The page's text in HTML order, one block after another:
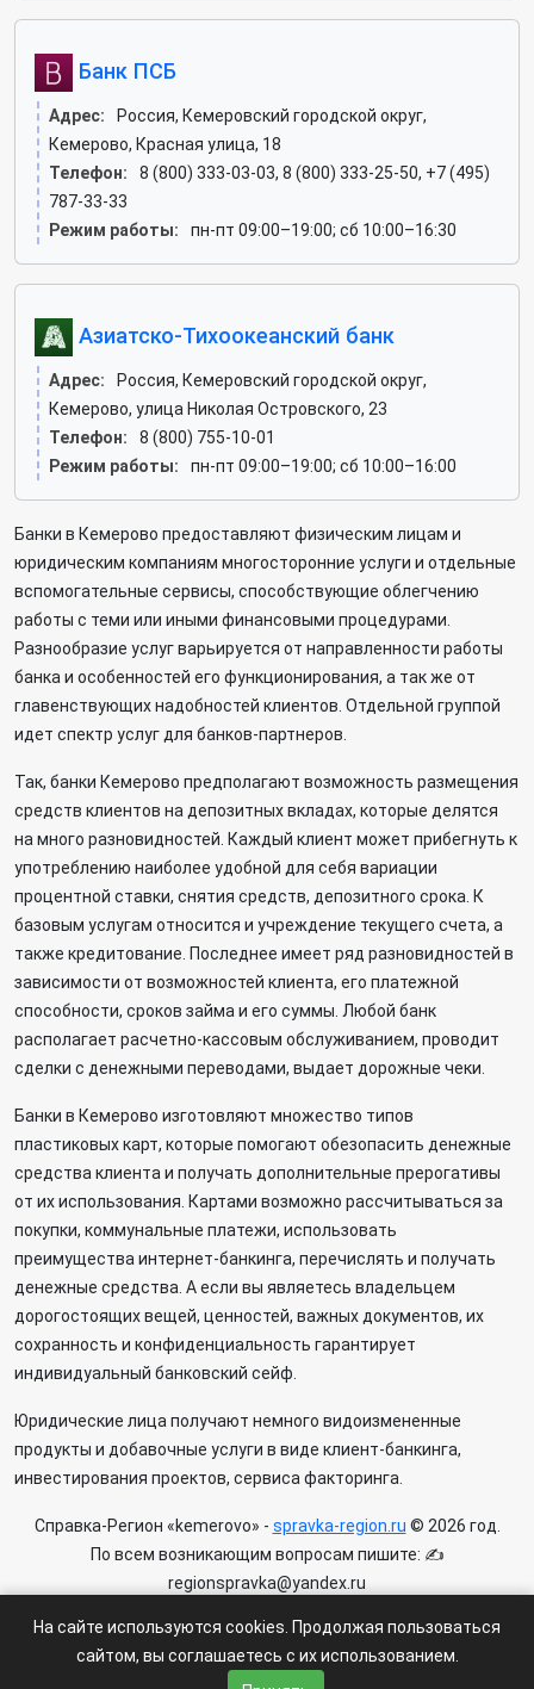
Банк ПСБ
Адрес:
Россия, Кемеровский городской округ,
Кемерово, Красная улица, 18
Телефон:
8 (800) 333-03-03, 8 (800) 333-25-50, +7 (495)
787-33-33
Режим работы:
пн-пт 09:00–19:00; сб 10:00–16:30
Азиатско-Тихоокеанский банк
Адрес:
Россия, Кемеровский городской округ,
Кемерово, улица Николая Островского, 23
Телефон:
8 (800) 755-10-01
Режим работы:
пн-пт 09:00–19:00; сб 10:00–16:00
Банки в Кемерово предоставляют физическим лицам и
юридическим компаниям многосторонние услуги и отдельные
вспомогательные сервисы, способствующие облегчению
работы с теми или иными финансовыми процедурами.
Разнообразие услуг варьируется от направленности работы
банка и особенностей его функционирования, а так же от
главенствующих надобностей клиентов. Отдельной группой
идет спектр услуг для банков-партнеров.
Так, банки Кемерово предполагают возможность размещения
средств клиентов на депозитных вкладах, которые делятся
на много разновидностей. Каждый клиент может прибегнуть к
употреблению наиболее удобной для себя вариации
процентной ставки, снятия средств, депозитного срока. К
базовым услугам относится и учреждение текущего счета, а
также кредитование. Последнее имеет ряд разновидностей в
зависимости от возможностей клиента, его платежной
способности, сроков займа и его суммы. Любой банк
располагает расчетно-кассовым обслуживанием, проводит
сделки с денежными переводами, выдает дорожные чеки.
Банки в Кемерово изготовляют множество типов
пластиковых карт, которые помогают обезопасить денежные
средства клиента и получать дополнительные прерогативы
от их использования. Картами возможно рассчитываться за
покупки, коммунальные платежи, использовать
преимущества интернет-банкинга, перечислять и получать
денежные средства. А если вы являетесь владельцем
дорогостоящих вещей, ценностей, важных документов, их
сохранность и конфиденциальность гарантирует
индивидуальный банковский сейф.
Юридические лица получают немного видоизмененные
продукты и добавочные услуги в виде клиент-банкинга,
инвестирования проектов, сервиса факторинга.
Справка-Регион «kemerovo» - spravka-region.ru © 2026 год.
По всем возникающим вопросам пишите: ✍
regionspravka@yandex.ru
ограничения 6+.
На сайте используются cookies. Продолжая пользоваться
сайтом, вы соглашаетесь с их использованием.